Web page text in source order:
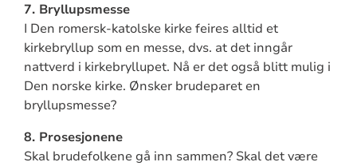
7. Bryllupsmesse
I Den romersk-katolske kirke feires alltid et
kirkebryllup som en messe, dvs. at det inngår
nattverd i kirkebryllupet. Nå er det også blitt mulig i
Den norske kirke. Ønsker brudeparet en
bryllupsmesse?
8. Prosesjonene
Skal brudefolkene gå inn sammen? Skal det være